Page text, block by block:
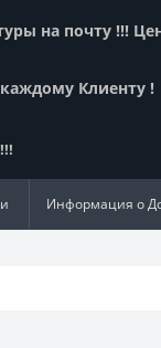
на почту !!!
Клиенту !
Информация о